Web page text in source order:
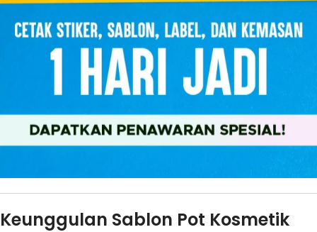
Keunggulan Sablon Pot Kosmetik